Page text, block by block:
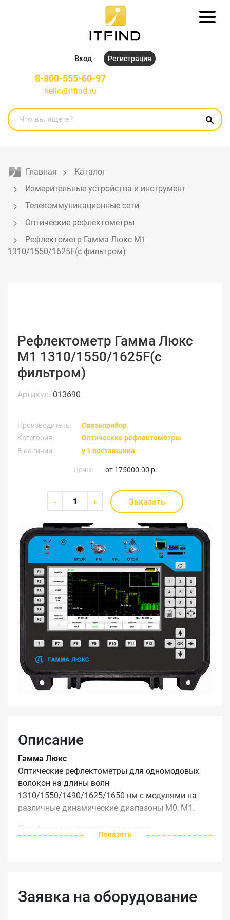
Вход Регистрация
8-800-555-60-97
hello@itfind.ru
Главная
Каталог
Измерительные устройства и инструмент
Телекоммуникационные сети
Оптические рефлектометры
Рефлектометр Гамма Люкс М1
1310/1550/1625F(с фильтром)
Рефлектометр Гамма Люкс
М1 1310/1550/1625F(с
фильтром)
Артикул: 013690
Производитель:
Связьприбор
Категория:
Оптические рефлектометры
В наличии:
у 1 поставщика
Цены: от 175000.00 р.
- + Заказать
Описание
Гамма Люкс
Оптические рефлектометры для одномодовых
волокон на длины волн
1310/1550/1490/1625/1650 нм с модулями на
различные динамические диапазоны M0, M1.
Платформа позволяет наращивать
глобальным сетям. В новой версии значительно
улучшены измерительная и интерфейсная части.
Показать
Заявка на оборудование